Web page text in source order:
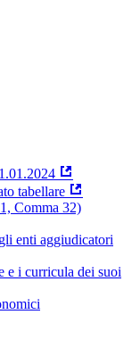
tabellare
Comma 32)
enti aggiudicatori
e i curricula dei suoi